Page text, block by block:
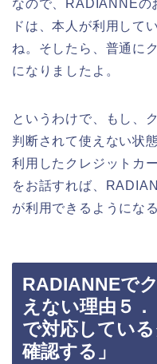
なので、RADIANNEの
ドは、本人が利用して
ね。そしたら、普通に
になりましたよ。
というわけで、もし、
判断されて使えない状
利用したクレジットカ
をお話すれば、
が利用できるようにな
RADIANNEで
えない理由５
で対応してい
確認する」